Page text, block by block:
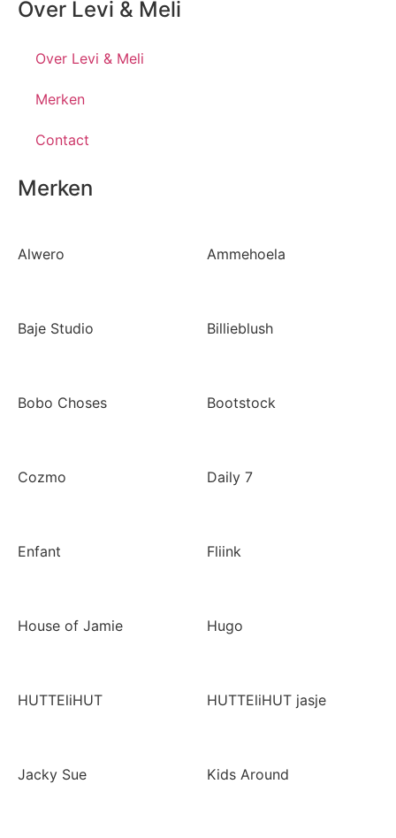
Over Levi & Meli
Over Levi & Meli
Merken
Contact
Merken
Alwero Ammehoela
Baje Studio Billieblush
Bobo Choses Bootstock
Cozmo Daily 7
Enfant Fliink
House of Jamie Hugo
HUTTEliHUT HUTTEliHUT jasje
Jacky Sue Kids Around